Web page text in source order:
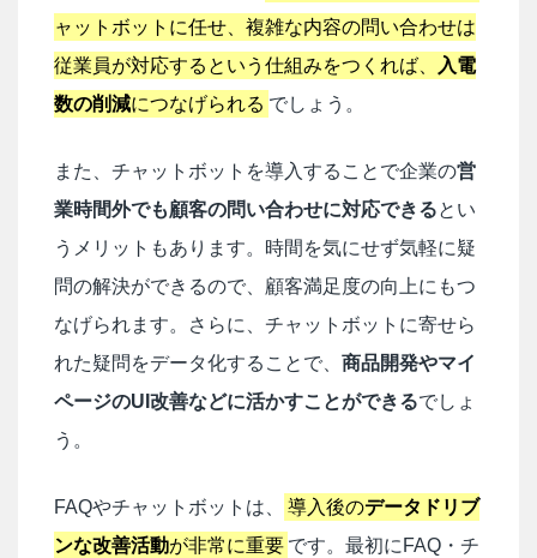
ャットボットに任せ、複雑な内容の問い合わせは
従業員が対応するという仕組みをつくれば、
入電
数の削減につなげられる でしょう。
また、チャットボットを導入することで企業の営
業時間外でも顧客の問い合わせに対応できるとい
うメリットもあります。時間を気にせず気軽に疑
問の解決ができるので、顧客満足度の向上にもつ
なげられます。さらに、チャットボットに寄せら
れた疑問をデータ化することで、 商品開発やマイ
ページのUI改善などに活かすことができるでしょ
う。
FAQやチャットボットは、 導入後のデータドリブ
ンな改善活動が非常に重要 です。最初にFAQ・チ